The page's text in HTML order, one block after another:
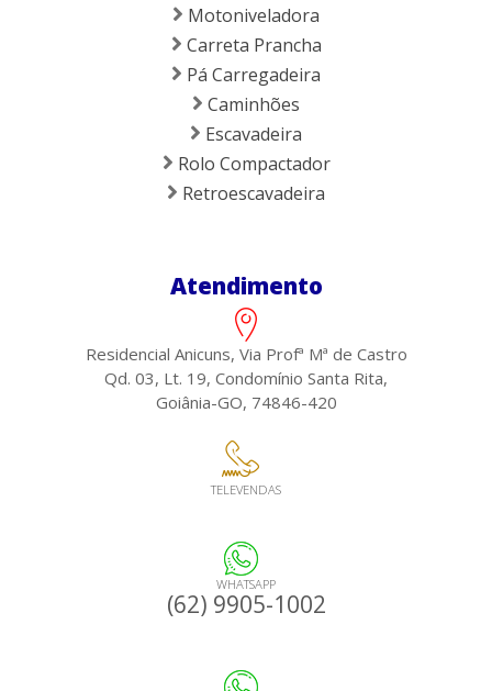
Motoniveladora
Carreta Prancha
Pá Carregadeira
Caminhões
Escavadeira
Rolo Compactador
Retroescavadeira
Atendimento
Residencial Anicuns, Via Profª Mª de Castro
Qd. 03, Lt. 19, Condomínio Santa Rita,
Goiânia-GO, 74846-420
TELEVENDAS
WHATSAPP
(62) 9905-1002